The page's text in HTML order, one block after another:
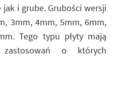
i grube. Grubości wersji
3mm, 4mm, 5mm, 6mm,
Tego typu płyty mają
o których